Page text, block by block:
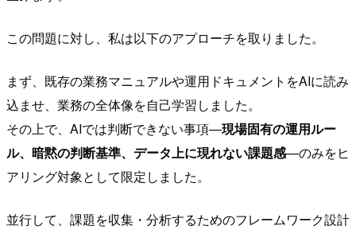
この問題に対し、私は以下のアプローチを取りました。
まず、既存の業務マニュアルや運用ドキュメントをAIに読み
込ませ、業務の全体像を自己学習しました。
その上で、AIでは判断できない事項—現場固有の運用ルー
ル、暗黙の判断基準、データ上に現れない課題感—のみをヒ
アリング対象として限定しました。
並行して、課題を収集・分析するためのフレームワーク設計